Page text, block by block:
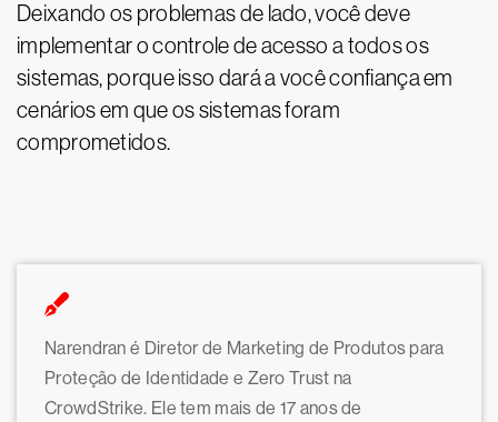
Deixando os problemas de lado, você deve
implementar o controle de acesso a todos os
sistemas, porque isso dará a você confiança em
cenários em que os sistemas foram
comprometidos.
Narendran é Diretor de Marketing de Produtos para
Proteção de Identidade e Zero Trust na
CrowdStrike. Ele tem mais de 17 anos de